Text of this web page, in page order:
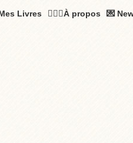
Livres 🧚🏻‍♂️À propos 💌